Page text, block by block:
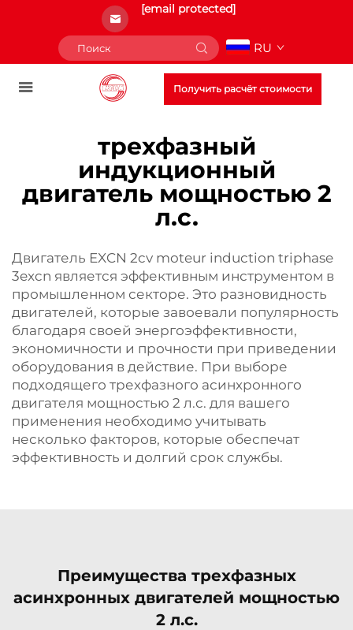
[email protected]
RU
Получить расчёт стоимости
трехфазный
индукционный
двигатель мощностью 2
л.с.
Двигатель EXCN 2cv moteur induction triphase
3excn является эффективным инструментом в
промышленном секторе. Это разновидность
двигателей, которые завоевали популярность
благодаря своей энергоэффективности,
экономичности и прочности при приведении
оборудования в действие. При выборе
подходящего трехфазного асинхронного
двигателя мощностью 2 л.с. для вашего
применения необходимо учитывать
несколько факторов, которые обеспечат
эффективность и долгий срок службы.
Преимущества трехфазных
асинхронных двигателей мощностью
2 л.с.